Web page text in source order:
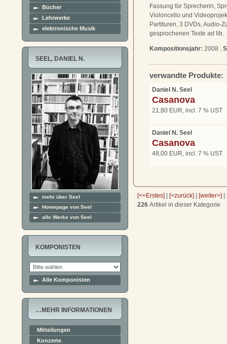
Bücher
Lehrwerke
elektronische Musik
SEEL, DANIEL N.
mehr über Seel
Homepage von Seel
alle Werke von Seel
KOMPONISTEN
Alle Komponisten
…MEHR INFORMATIONEN
Mitteilungen
Konzerte
Fassung für Sprecherin,
Violoncello und
Partituren, 3 DVDs, Audio-
gesprochenen Texte ad lib.
Kompositionsjahr: 2008 ,
verwandte Produkte:
Daniel N. Seel
Casanova
21,80 EUR, incl. 7 % UST
Daniel N. Seel
Casanova
48,00 EUR, incl. 7 % UST
[<<Erstes] [<zurück] [weiter>]
226 Artikel in dieser Kategorie